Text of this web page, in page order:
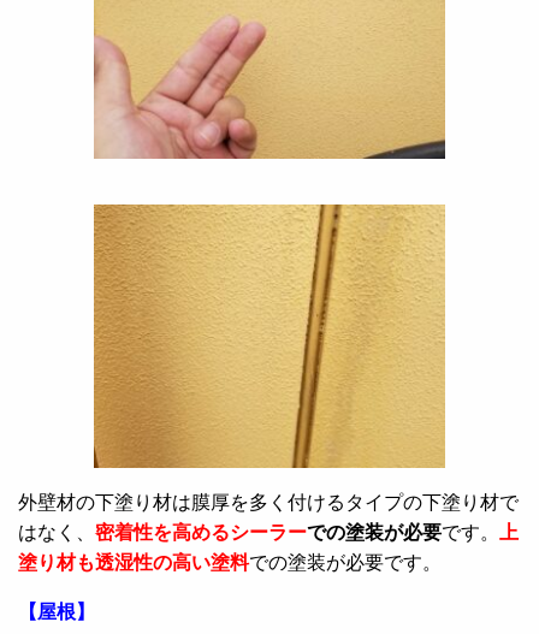
外壁材の下塗り材は膜厚を多く付けるタイプの下塗り材で
はなく、 密着性を高めるシーラーでの塗装が必要です。
上
塗り材も透湿性の高い塗料での塗装が必要です。
【屋根】